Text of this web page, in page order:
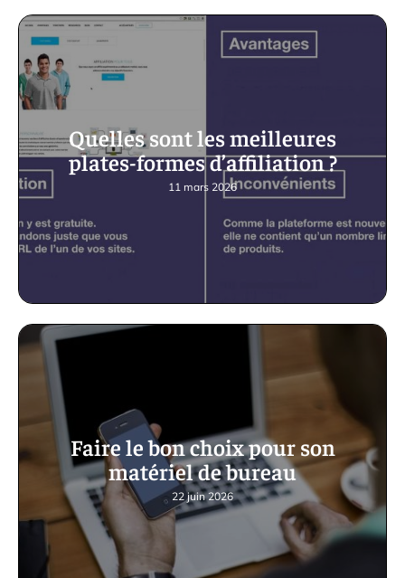
Quelles sont les meilleures
plates-formes d’affiliation ?
11 mars 2026
Faire le bon choix pour son
matériel de bureau
22 juin 2026